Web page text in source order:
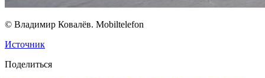
© Владимир Ковалёв. Mobiltelefon
Источник
Поделиться